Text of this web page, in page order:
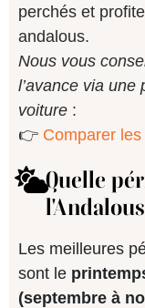
perchés et
andalous.
Nous vous
l’avance via
voiture :
👉 Comparer
Quelle
Les meilleures
sont le
(septembre à